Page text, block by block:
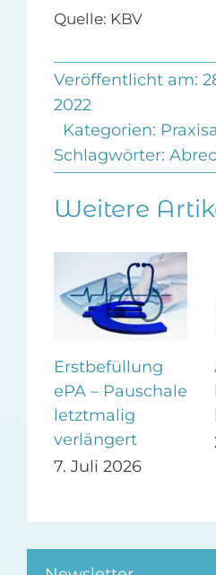
Quelle: KBV
Veröffentlicht am:
2022
Kategorien:
Schlagwörter:
Weitere
Erstbefüllung
ePA – Pauschale
letztmalig
verlängert
7. Juli 2026